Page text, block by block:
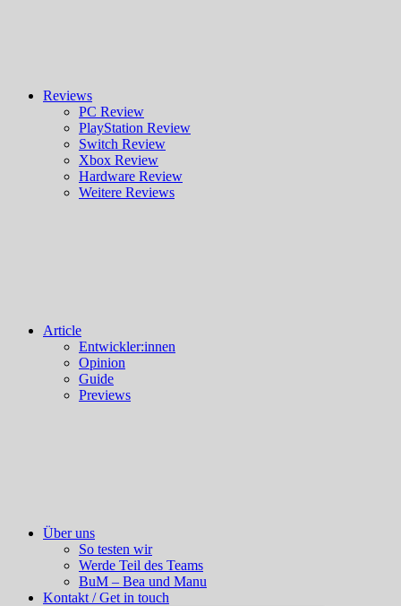
Reviews
PC Review
PlayStation Review
Switch Review
Xbox Review
Hardware Review
Weitere Reviews
Article
Entwickler:innen
Opinion
Guide
Previews
Über uns
So testen wir
Werde Teil des Teams
BuM – Bea und Manu
Kontakt / Get in touch